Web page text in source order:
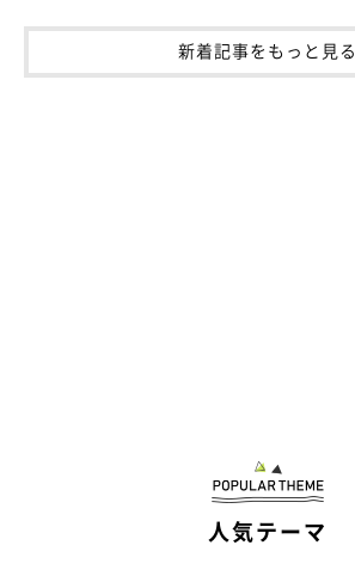
新着記事をもっと見る
人気テーマ